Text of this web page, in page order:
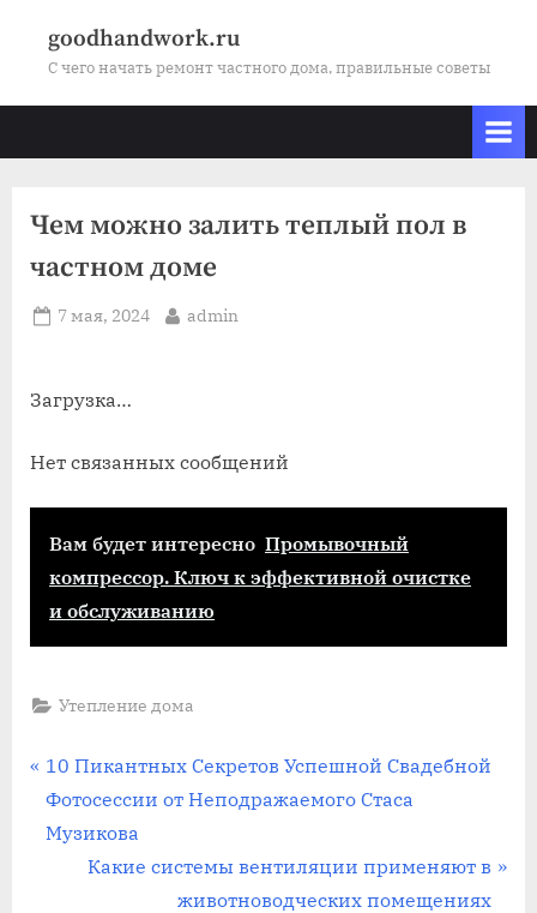
goodhandwork.ru
С чего начать ремонт частного дома, правильные советы
Чем можно залить теплый пол в
частном доме
Posted
7 мая, 2024 By
admin
Загрузка…
Нет связанных сообщений
Вам будет интересно Промывочный
компрессор. Ключ к эффективной очистке
и обслуживанию
Утепление дома
Навигация
по
записям
П
р
е
10 Пикантных Секретов Успешной Свадебной
Фотосессии от Неподражаемого Стаса
Музикова
С
Какие системы вентиляции применяют в
животноводческих помещениях